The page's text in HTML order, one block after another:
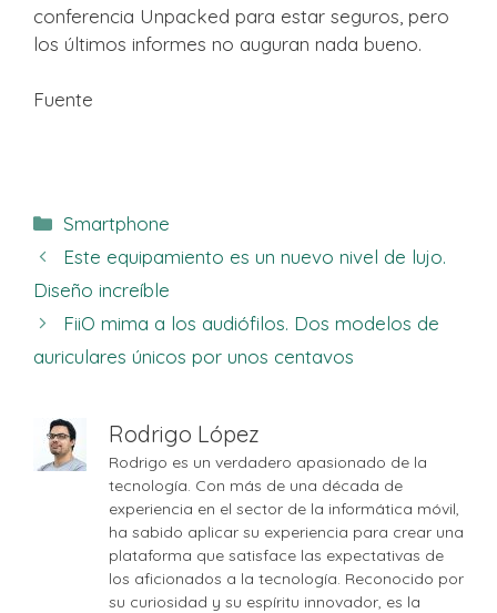
conferencia Unpacked para estar seguros, pero
los últimos informes no auguran nada bueno.
Fuente
Categorías
Smartphone
Este equipamiento es un nuevo nivel de lujo.
Diseño increíble
FiiO mima a los audiófilos. Dos modelos de
auriculares únicos por unos centavos
Rodrigo López
Rodrigo es un verdadero apasionado de la
tecnología. Con más de una década de
experiencia en el sector de la informática móvil,
ha sabido aplicar su experiencia para crear una
plataforma que satisface las expectativas de
los aficionados a la tecnología. Reconocido por
su curiosidad y su espíritu innovador, es la